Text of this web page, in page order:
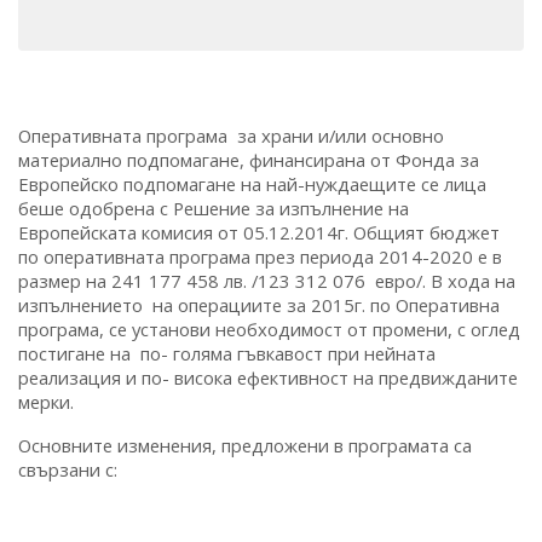
Оперативната програма за храни и/или основно
материално подпомагане, финансирана от Фонда за
Европейско подпомагане на най-нуждаещите се лица
беше одобрена с Решение за изпълнение на
Европейската комисия от 05.12.2014г. Общият бюджет
по оперативната програма през периода 2014-2020 е в
размер на 241 177 458 лв. /123 312 076 евро/. В хода на
изпълнението на операциите за 2015г. по Оперативна
програма, се установи необходимост от промени, с оглед
постигане на по- голяма гъвкавост при нейната
реализация и по- висока ефективност на предвижданите
мерки.
Основните изменения, предложени в програмата са
свързани с: